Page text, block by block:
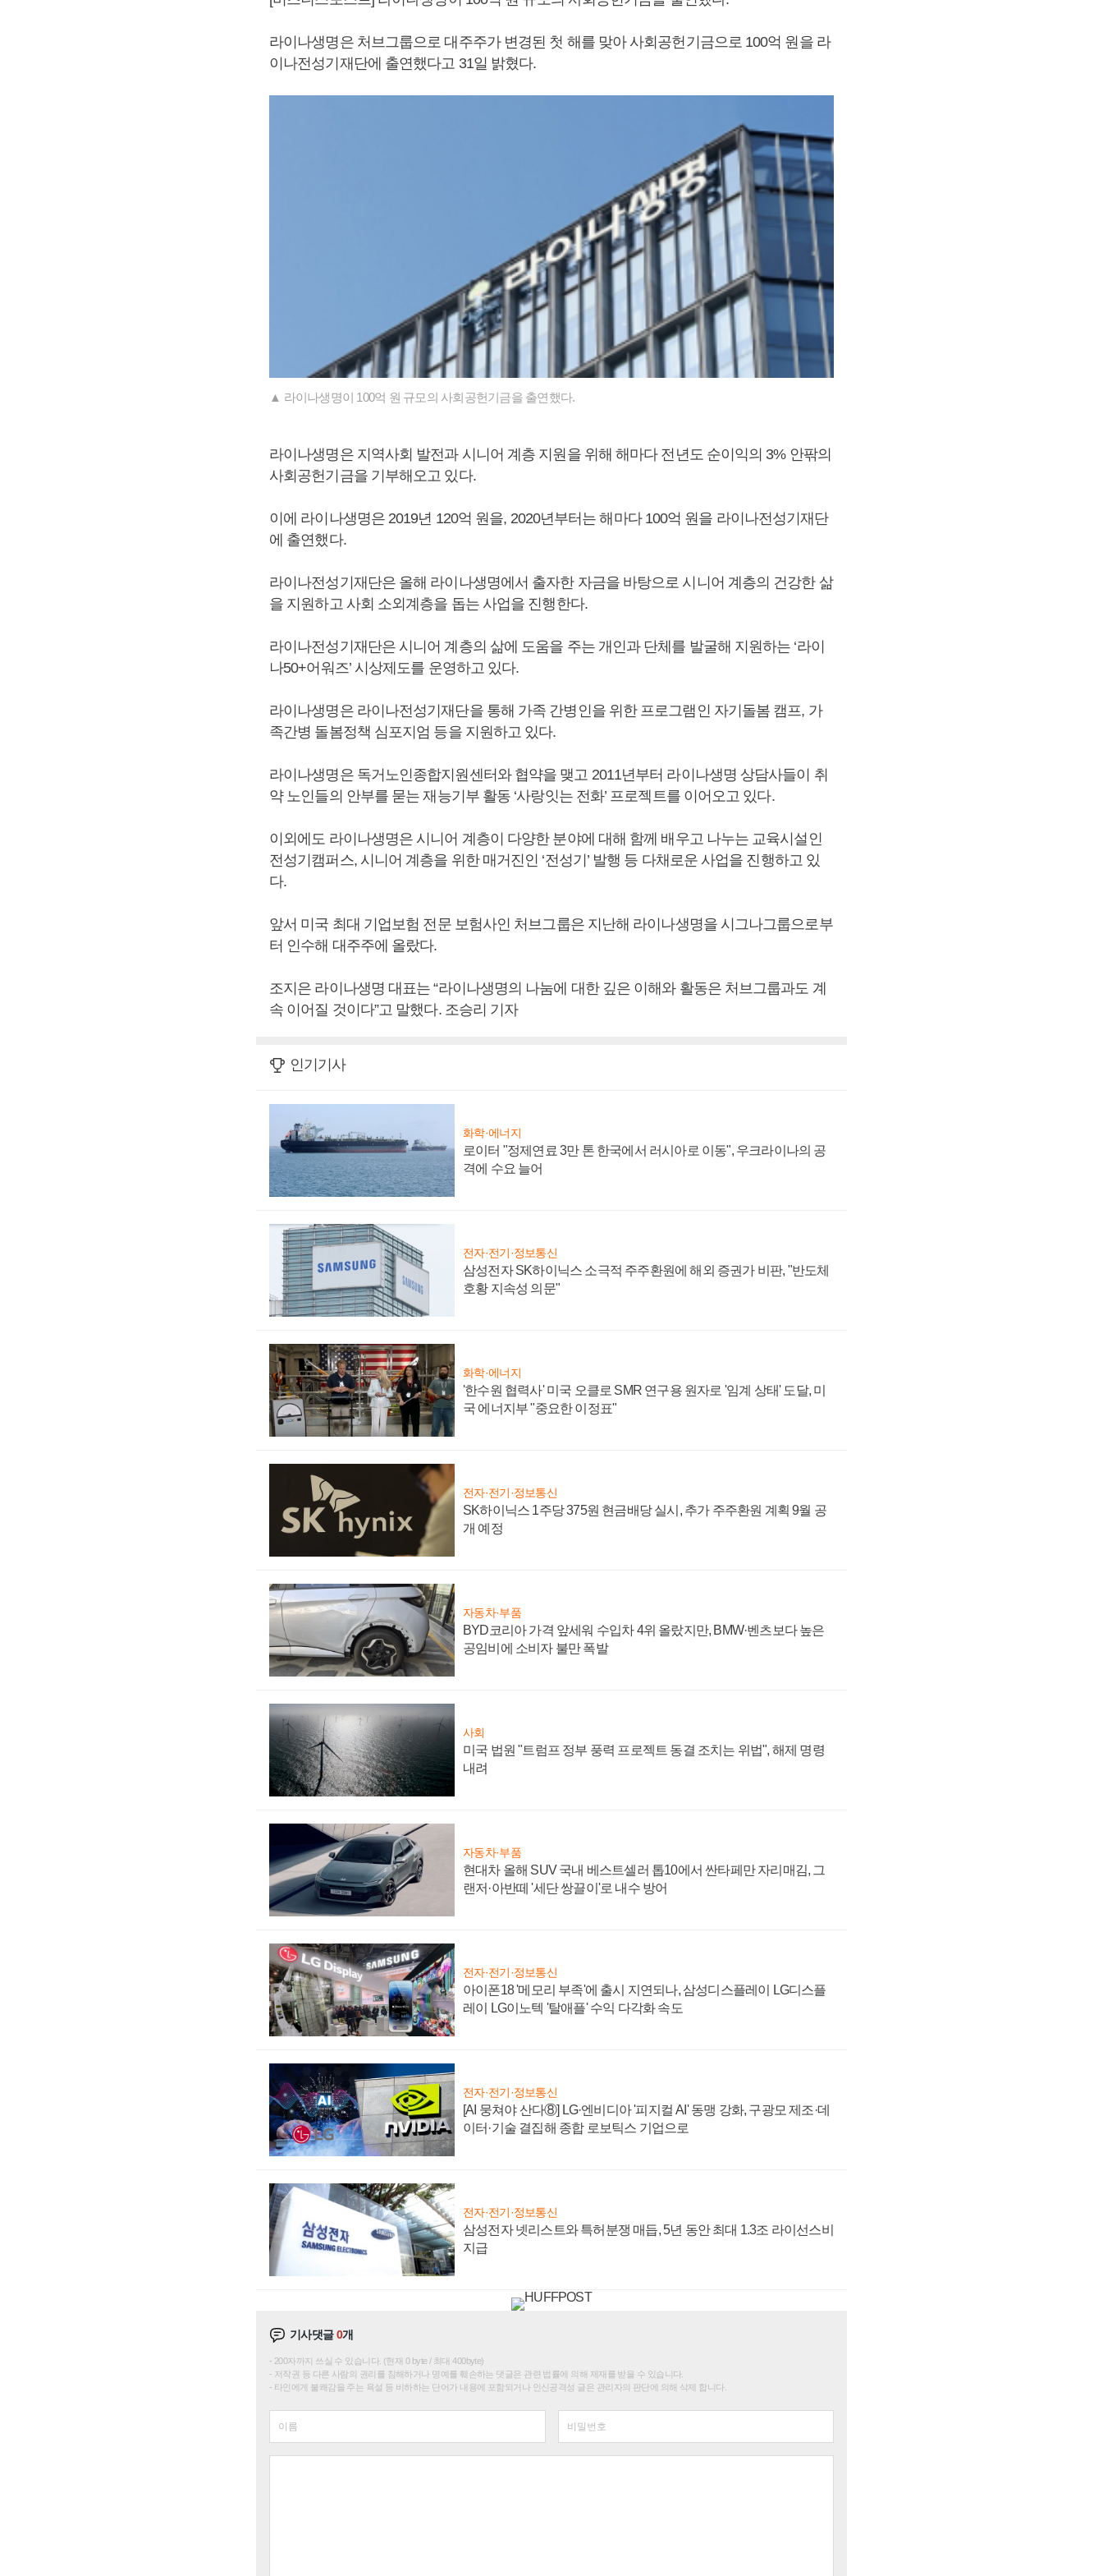
라이나생명은 처브그룹으로 대주주가 변경된 첫 해를 맞아 사회공헌기금으로 100억 원을 라
이나전성기재단에 출연했다고 31일 밝혔다.
▲ 라이나생명이 100억 원 규모의 사회공헌기금을 출연했다.
라이나생명은 지역사회 발전과 시니어 계층 지원을 위해 해마다 전년도 순이익의 3% 안팎의
사회공헌기금을 기부해오고 있다.
이에 라이나생명은 2019년 120억 원을, 2020년부터는 해마다 100억 원을 라이나전성기재단
에 출연했다.
라이나전성기재단은 올해 라이나생명에서 출자한 자금을 바탕으로 시니어 계층의 건강한 삶
을 지원하고 사회 소외계층을 돕는 사업을 진행한다.
라이나전성기재단은 시니어 계층의 삶에 도움을 주는 개인과 단체를 발굴해 지원하는 ‘라이
나50+어워즈’ 시상제도를 운영하고 있다.
라이나생명은 라이나전성기재단을 통해 가족 간병인을 위한 프로그램인 자기돌봄 캠프, 가
족간병 돌봄정책 심포지엄 등을 지원하고 있다.
라이나생명은 독거노인종합지원센터와 협약을 맺고 2011년부터 라이나생명 상담사들이 취
약 노인들의 안부를 묻는 재능기부 활동 ‘사랑잇는 전화’ 프로젝트를 이어오고 있다.
이외에도 라이나생명은 시니어 계층이 다양한 분야에 대해 함께 배우고 나누는 교육시설인
전성기캠퍼스, 시니어 계층을 위한 매거진인 ‘전성기’ 발행 등 다채로운 사업을 진행하고 있
다.
앞서 미국 최대 기업보험 전문 보험사인 처브그룹은 지난해 라이나생명을 시그나그룹으로부
터 인수해 대주주에 올랐다.
조지은 라이나생명 대표는 “라이나생명의 나눔에 대한 깊은 이해와 활동은 처브그룹과도 계
속 이어질 것이다”고 말했다. 조승리 기자
인기기사
화학·에너지
로이터 "정제연료 3만 톤 한국에서 러시아로 이동", 우크라이나의 공
격에 수요 늘어
전자·전기·정보통신
삼성전자 SK하이닉스 소극적 주주환원에 해외 증권가 비판, "반도체
호황 지속성 의문"
화학·에너지
'한수원 협력사' 미국 오클로 SMR 연구용 원자로 '임계 상태' 도달, 미
국 에너지부 "중요한 이정표"
전자·전기·정보통신
SK하이닉스 1주당 375원 현금배당 실시, 추가 주주환원 계획 9월 공
개 예정
자동차·부품
BYD코리아 가격 앞세워 수입차 4위 올랐지만, BMW·벤츠보다 높은
공임비에 소비자 불만 폭발
사회
미국 법원 "트럼프 정부 풍력 프로젝트 동결 조치는 위법", 해제 명령
내려
자동차·부품
현대차 올해 SUV 국내 베스트셀러 톱10에서 싼타페만 자리매김, 그
랜저·아반떼 '세단 쌍끌이'로 내수 방어
전자·전기·정보통신
아이폰18 '메모리 부족'에 출시 지연되나, 삼성디스플레이 LG디스플
레이 LG이노텍 '탈애플' 수익 다각화 속도
전자·전기·정보통신
[AI 뭉쳐야 산다⑧] LG·엔비디아 '피지컬 AI' 동맹 강화, 구광모 제조·데
이터·기술 결집해 종합 로보틱스 기업으로
전자·전기·정보통신
삼성전자 넷리스트와 특허분쟁 매듭, 5년 동안 최대 1.3조 라이선스비
지급
기사댓글0개
200자까지 쓰실 수 있습니다. (현재 0 byte / 최대 400byte)
저작권 등 다른 사람의 권리를 침해하거나 명예를 훼손하는 댓글은 관련 법률에 의해 제재를 받을 수 있습니다.
타인에게 불쾌감을 주는 욕설 등 비하하는 단어가 내용에 포함되거나 인신공격성 글은 관리자의 판단에 의해 삭제 합니다.